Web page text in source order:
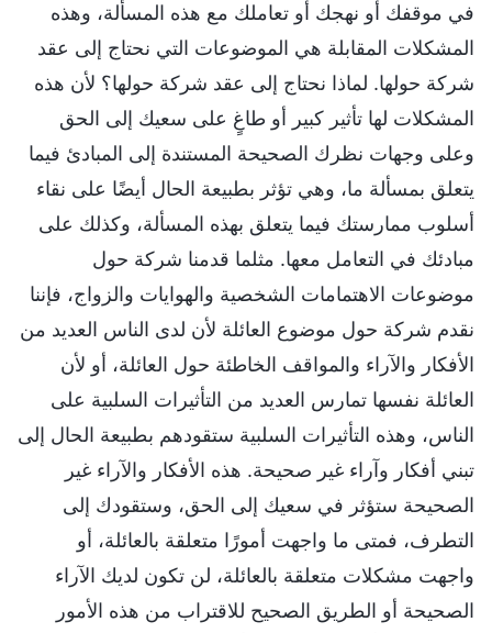
في موقفك أو نهجك أو تعاملك مع هذه المسألة، وهذه
المشكلات المقابلة هي الموضوعات التي نحتاج إلى عقد
شركة حولها. لماذا نحتاج إلى عقد شركة حولها؟ لأن هذه
المشكلات لها تأثير كبير أو طاغٍ على سعيك إلى الحق
وعلى وجهات نظرك الصحيحة المستندة إلى المبادئ فيما
يتعلق بمسألة ما، وهي تؤثر بطبيعة الحال أيضًا على نقاء
أسلوب ممارستك فيما يتعلق بهذه المسألة، وكذلك على
مبادئك في التعامل معها. مثلما قدمنا شركة حول
موضوعات الاهتمامات الشخصية والهوايات والزواج، فإننا
نقدم شركة حول موضوع العائلة لأن لدى الناس العديد من
الأفكار والآراء والمواقف الخاطئة حول العائلة، أو لأن
العائلة نفسها تمارس العديد من التأثيرات السلبية على
الناس، وهذه التأثيرات السلبية ستقودهم بطبيعة الحال إلى
تبني أفكار وآراء غير صحيحة. هذه الأفكار والآراء غير
الصحيحة ستؤثر في سعيك إلى الحق، وستقودك إلى
التطرف، فمتى ما واجهت أمورًا متعلقة بالعائلة، أو
واجهت مشكلات متعلقة بالعائلة، لن تكون لديك الآراء
الصحيحة أو الطريق الصحيح للاقتراب من هذه الأمور